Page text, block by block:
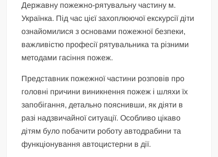
Державну пожежно-рятувальну частину м.
Українка. Під час цієї захоплюючої екскурсії діти
ознайомилися з основами пожежної безпеки,
важливістю професії рятувальника та різними
методами гасіння пожеж.
Представник пожежної частини розповів про
головні причини виникнення пожеж і шляхи їх
запобігання, детально пояснивши, як діяти в
разі надзвичайної ситуації. Особливо цікаво
дітям було побачити роботу автодрабини та
функціонування автоцистерни в дії.